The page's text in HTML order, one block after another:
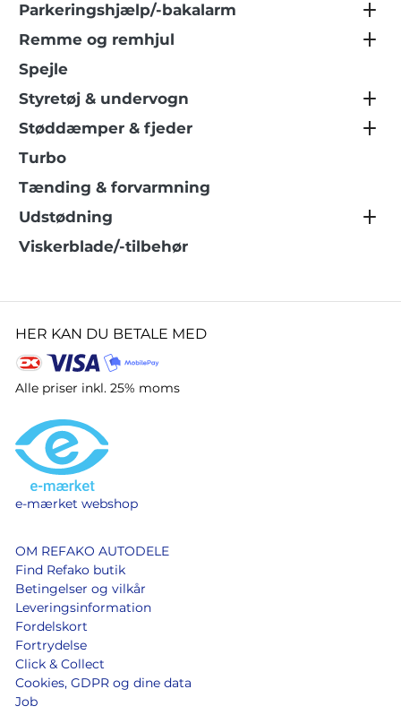
Parkeringshjælp/-bakalarm
Remme og remhjul
Spejle
Styretøj & undervogn
Støddæmper & fjeder
Turbo
Tænding & forvarmning
Udstødning
Viskerblade/-tilbehør
HER KAN DU BETALE MED
Alle priser inkl. 25% moms
e-mærket webshop
OM REFAKO AUTODELE
Find Refako butik
Betingelser og vilkår
Leveringsinformation
Fordelskort
Fortrydelse
Click & Collect
Cookies, GDPR og dine data
Job